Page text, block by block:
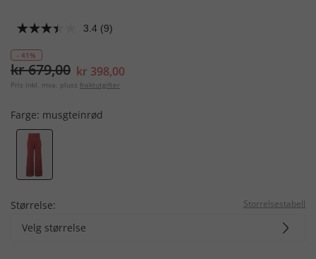
3.4 (9)
- 41%
kr 679,00 kr 398,00
Pris inkl. mva. pluss fraktutgifter
Farge: musgteinrød
Størrelse: Storrelsestabell
Velg størrelse